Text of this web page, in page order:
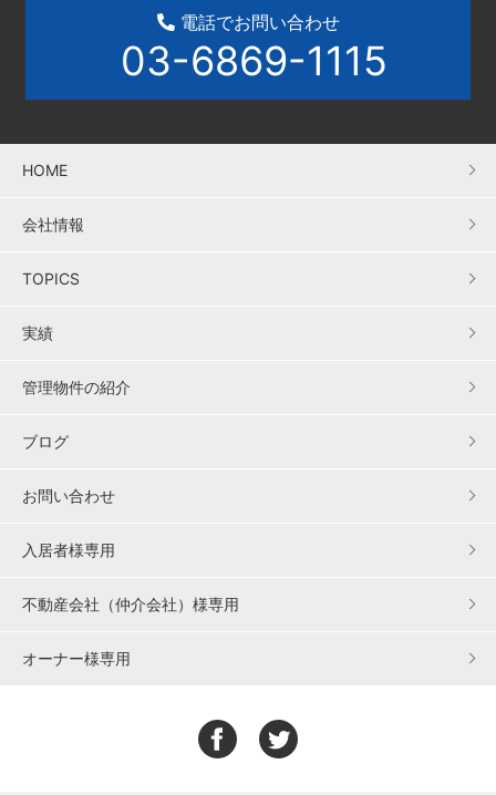
電話でお問い合わせ
03-6869-1115
HOME
会社情報
TOPICS
実績
管理物件の紹介
ブログ
お問い合わせ
入居者様専用
不動産会社（仲介会社）様専用
オーナー様専用